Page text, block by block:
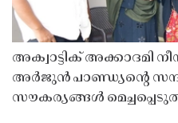
അക്വാട്ടിക് അക്കാദമി
അർജുൻ പാണ്ഡ്യൻ്റെ
സൗകര്യങ്ങൾ